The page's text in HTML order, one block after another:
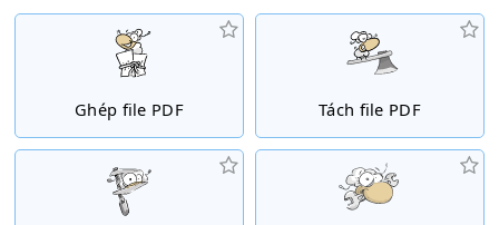
Ghép file PDF Tách file PDF